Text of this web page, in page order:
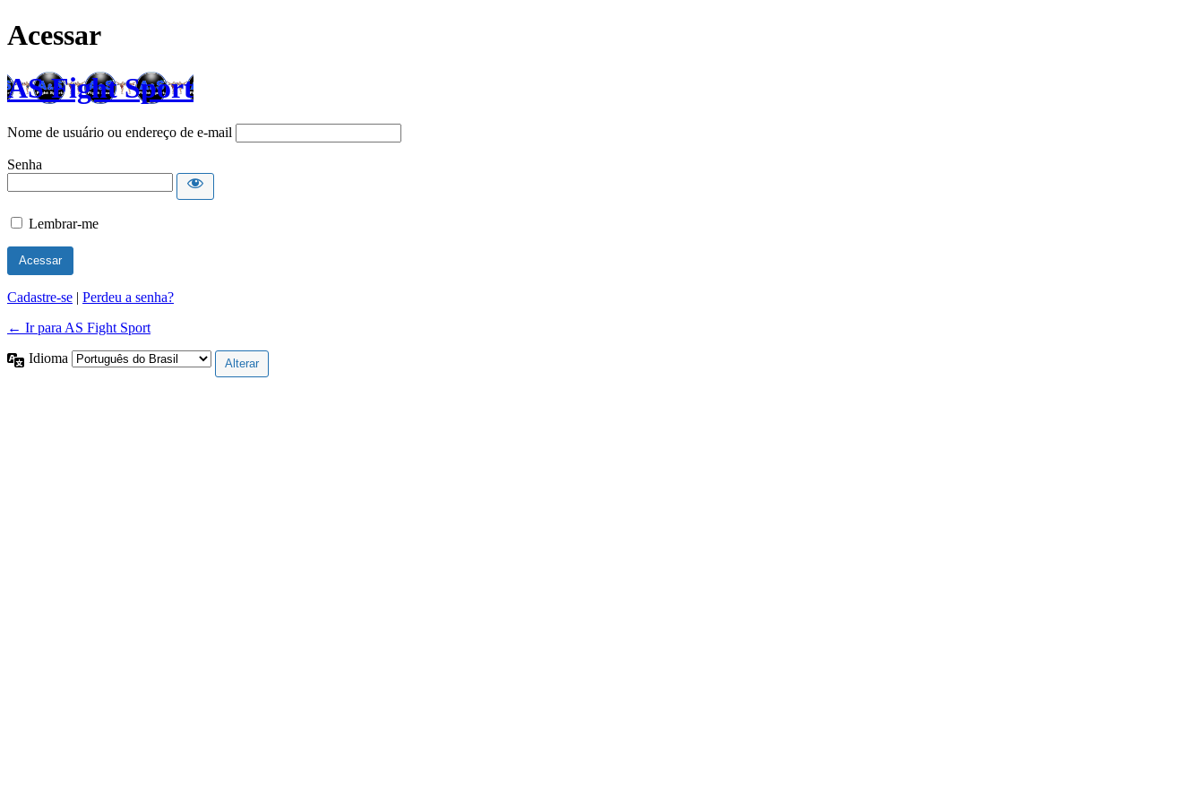
Acessar
AS Fight Sport
Nome de usuário ou endereço de e-mail
Senha
Lembrar-me
Cadastre-se | Perdeu a senha?
← Ir para AS Fight Sport
Idioma